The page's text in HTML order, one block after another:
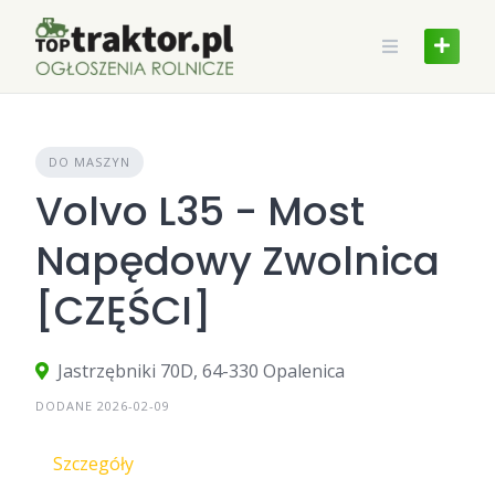
content
DO MASZYN
Volvo L35 - Most
Napędowy Zwolnica
[CZĘŚCI]
Jastrzębniki 70D, 64-330 Opalenica
DODANE 2026-02-09
Szczegóły